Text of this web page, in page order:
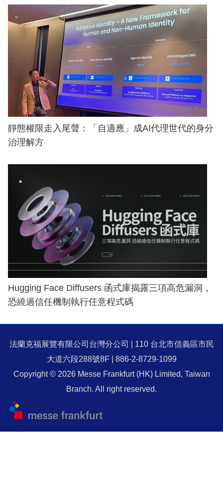
靜態權限走入尾聲：「自適應」成AI代理世代的身分
治理解方
Hugging Face Diffusers 函式庫揭露三項高危漏洞，
恐繞過信任機制執行任意程式碼
法蘭克福展覽有限公司台灣分公司 | 110 台北市信義區市民
大道六段288號8F | 886-2-8729-1099
Copyright © 2026 Messe Frankfurt (HK) Limited, Taiwan
Branch. All right reserved.